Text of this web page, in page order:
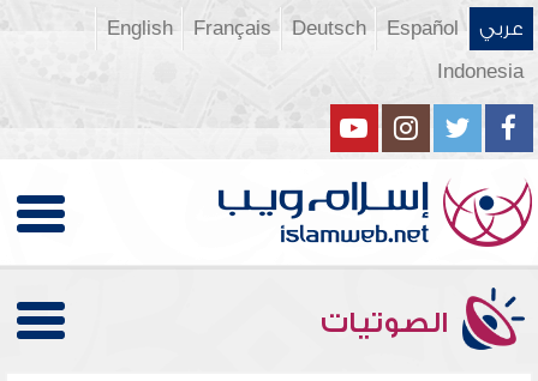
عربي Español
Deutsch
Français
English
Indonesia
الصوتيات